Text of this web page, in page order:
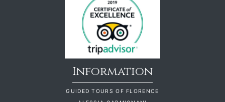
Information
GUIDED TOURS OF FLORENCE